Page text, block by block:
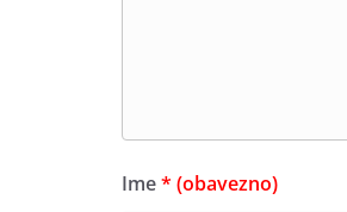
Ime* (obavezno)